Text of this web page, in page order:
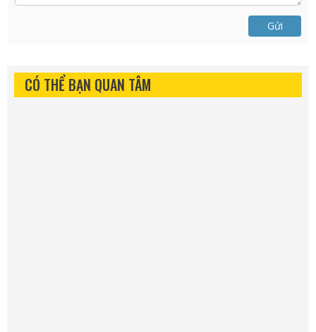
Gửi
CÓ THỂ BẠN QUAN TÂM